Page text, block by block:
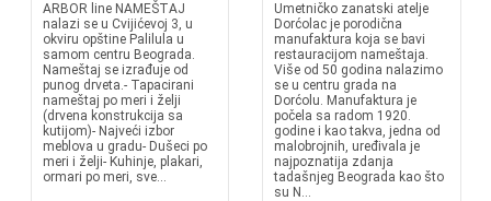
ARBOR line NAMEŠTAJ
nalazi se u Cvijićevoj 3, u
okviru opštine Palilula u
samom centru Beograda.
Nameštaj se izrađuje od
punog drveta.- Tapacirani
nameštaj po meri i želji
(drvena konstrukcija sa
kutijom)- Najveći izbor
meblova u gradu- Dušeci po
meri i želji- Kuhinje, plakari,
ormari po meri, sve...
Umetničko zanatski atelje
Dorćolac je porodična
manufaktura koja se bavi
restauracijom nameštaja.
Više od 50 godina nalazimo
se u centru grada na
Dorćolu. Manufaktura je
počela sa radom 1920.
godine i kao takva, jedna od
malobrojnih, uređivala je
najpoznatija zdanja
tadašnjeg Beograda kao što
su N...